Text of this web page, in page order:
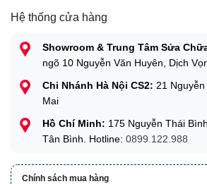
Hệ thống cửa hàng
Showroom & Trung Tâm Sửa
ngõ 10 Nguyễn Văn Huyên, Dịch
Chi Nhánh Hà Nội CS2: 21
Mai
Hồ Chí Minh: 175 Nguyễn Thái
Tân Bình. Hotline: 0899.122.988
Chính sách mua hàng